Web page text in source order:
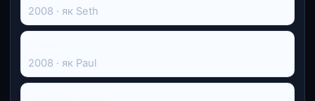
2008 · як Seth
2008 · як Paul